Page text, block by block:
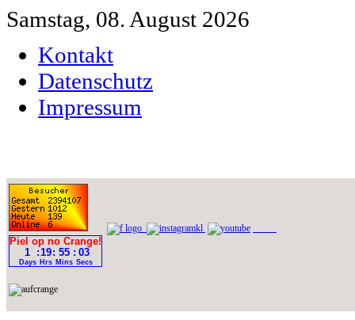
Samstag, 08. August 2026
Kontakt
Datenschutz
Impressum